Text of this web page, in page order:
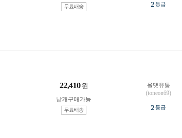
무료배송 2등급
22,410 원
낱개구매가능
무료배송
올댓유통
(toneon69)
2등급